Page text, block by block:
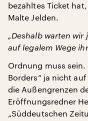
bezahltes Ticket
Malte Jelden.
„Deshalb warten
auf legalem Wege
Ordnung muss
Borders“ ja nicht
die Außengrenzen
Eröffnungsredner
„Süddeutschen